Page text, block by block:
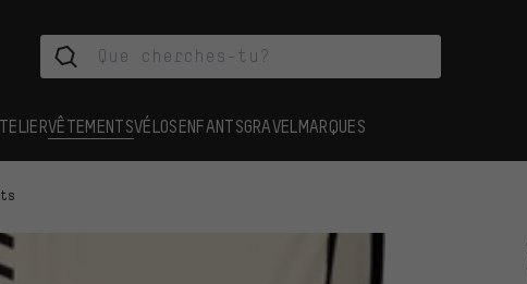
VÊTEMENTSVÉLOSENFANTSGRAVEL MARQUES